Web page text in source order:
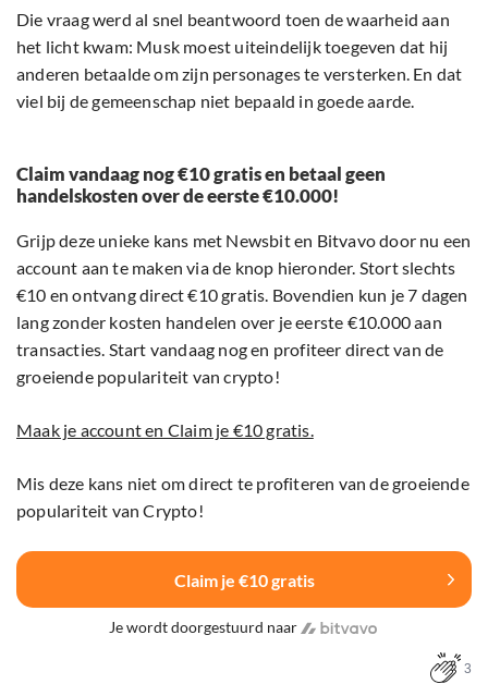
Die vraag werd al snel beantwoord toen de waarheid aan
het licht kwam: Musk moest uiteindelijk toegeven dat hij
anderen betaalde om zijn personages te versterken. En dat
viel bij de gemeenschap niet bepaald in goede aarde.
Claim vandaag nog €10 gratis en betaal geen
handelskosten over de eerste €10.000!
Grijp deze unieke kans met Newsbit en Bitvavo door nu een
account aan te maken via de knop hieronder. Stort slechts
€10 en ontvang direct €10 gratis. Bovendien kun je 7 dagen
lang zonder kosten handelen over je eerste €10.000 aan
transacties. Start vandaag nog en profiteer direct van de
groeiende populariteit van crypto!
Maak je account en Claim je €10 gratis.
Mis deze kans niet om direct te profiteren van de groeiende
populariteit van Crypto!
Claim je €10 gratis
Je wordt doorgestuurd naar
3